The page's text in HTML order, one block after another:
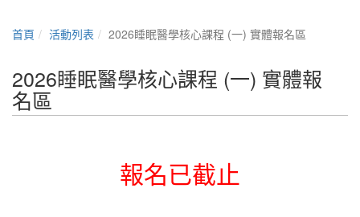
首頁 活動列表 2026睡眠醫學核心課程 (一) 實體報名區
2026睡眠醫學核心課程 (一) 實體報
名區
報名已截止